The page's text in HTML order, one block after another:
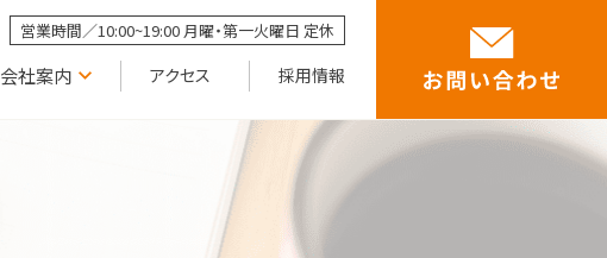
営業時間／10:00~19:00 月曜・第一火曜日 定休
会社案内 アクセス 採用情報